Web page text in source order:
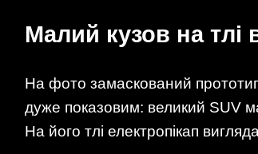
Малий кузов на тлі
На фото замаскований
дуже показовим: великий SUV
На його тлі електропікап